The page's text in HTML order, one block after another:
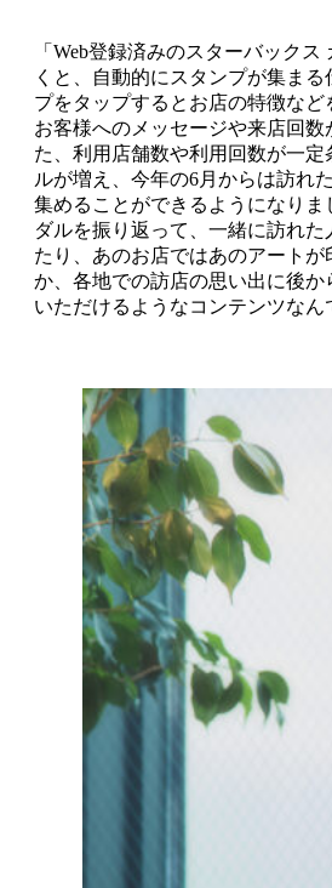
「Web登録済みのスターバック
くと、自動的にスタンプが集ま
プをタップするとお店の特徴な
お客様へのメッセージや来店回数
た、利用店舗数や利用回数が一
ルが増え、今年の6月からは訪れ
集めることができるようになりま
ダルを振り返って、一緒に訪れ
たり、あのお店ではあのアートが
か、各地での訪店の思い出に後か
いただけるようなコンテンツなん